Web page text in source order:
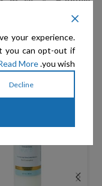
מוצרים
your experience.
you can opt-out if
you wish.
More
Decline